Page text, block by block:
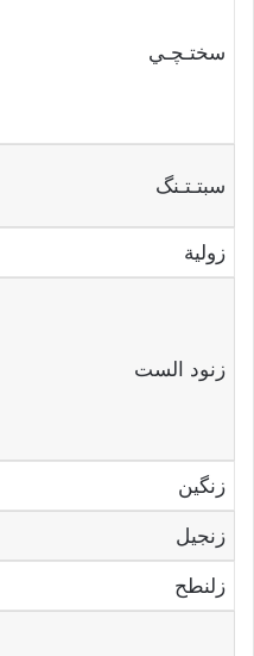
سختـچـي
سبتـتـنگ
زولية
زنود الست
زنگين
زنجيل
زلنطح